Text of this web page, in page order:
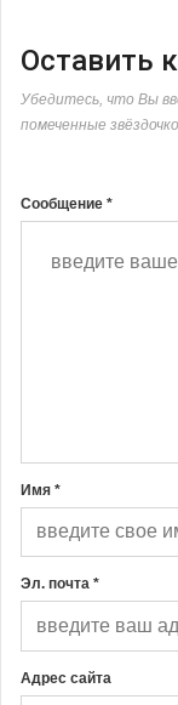
Оставить
Убедитесь, что Вы
помеченные
Сообщение *
Имя *
Эл. почта *
Адрес сайта